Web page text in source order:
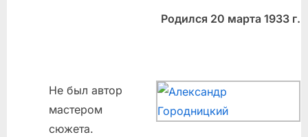
Родился 20 марта 1933 г.
Не был автор
мастером
сюжета.